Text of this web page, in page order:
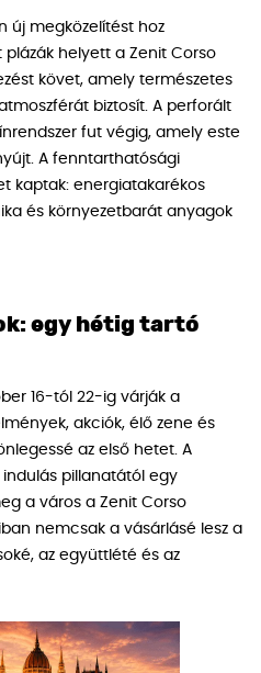
új megközelítést hoz
plázák helyett a Zenit Corso
követ, amely természetes
biztosít. A perforált
fut végig, amely este
A fenntarthatósági
kaptak: energiatakarékos
és környezetbarát anyagok
egy hétig tartó
16-tól 22-ig várják a
akciók, élő zene és
az első hetet. A
indulás pillanatától egy
a város a Zenit Corso
nemcsak a vásárlásé lesz a
az együttlété és az